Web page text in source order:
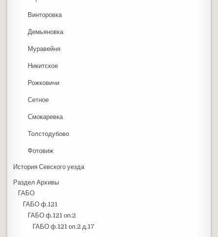
Винторовка
Демьяновка
Муравейня
Никитское
Рожковичи
Сетное
Смокаревка
Толстодубово
Фотовиж
История Севского уезда
Раздел Архивы
ГАБО
ГАБО ф.121
ГАБО ф.121 оп.2
ГАБО ф.121 оп.2 д.17